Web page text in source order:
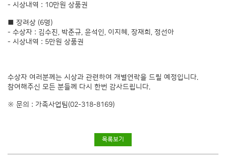
- 시상내역 : 10만원 상품권
■ 장려상 (6명)
- 수상자 : 김수진, 박준규, 윤석인, 이지혜, 장재희, 정선아
- 시상내역 : 5만원 상품권
수상자 여러분께는 시상과 관련하여 개별연락을 드릴 예정입니다.
참여해주신 모든 분들께 다시 한번 감사드립니다.
※ 문의 : 가족사업팀(02-318-8169)
목록보기